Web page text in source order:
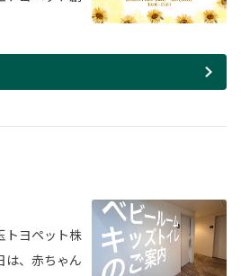
トヨペット株
は、赤ちゃん